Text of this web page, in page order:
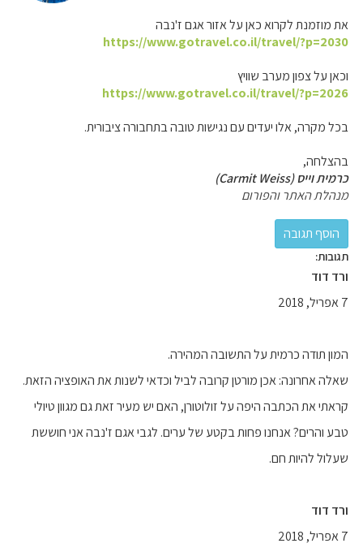
את מוזמנת לקרוא כאן על אזור אגם ז'נבה
https://www.gotravel.co.il/travel/?p=2030
וכאן על צפון מערב שוויץ
https://www.gotravel.co.il/travel/?p=2026
בכל מקרה, אלו יעדים עם נגישות טובה בתחבורה ציבורית.
בהצלחה,
כרמית וייס (Carmit Weiss)
מנהלת האתר והפורום
תגובות:
ורד דוד
7 אפריל, 2018
המון תודה כרמית על התשובה המהירה.
שאלה אחרונה: אכן מורטן קרובה לביל וכדאי לשנות את האופציה הזאת.
קראתי את הכתבה היפה על זולוטורן, האם יש מעיר זאת גם מגוון טיולי
טבע והרים? אנחנו פחות בקטע של ערים. לגבי אגם ז'נבה אני חוששת
שעלול להיות חם.
ורד דוד
7 אפריל, 2018